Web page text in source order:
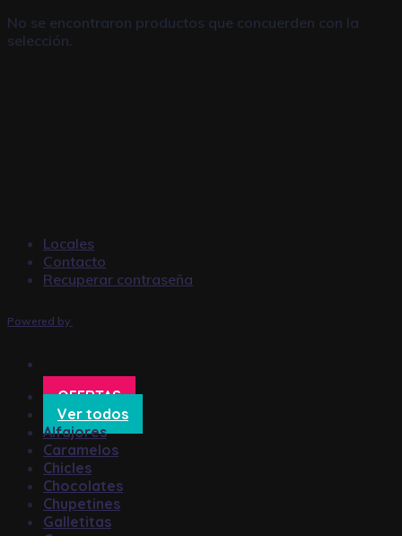
No se encontraron productos que concuerden con la
selección.
Locales
Contacto
Recuperar contraseña
Powered by
OFERTAS
Ver todos
Alfajores
Caramelos
Chicles
Chocolates
Chupetines
Galletitas